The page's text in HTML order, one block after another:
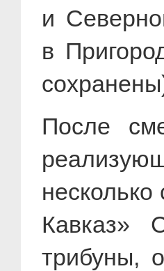
и
в
После
Кавказ»
трибуны,